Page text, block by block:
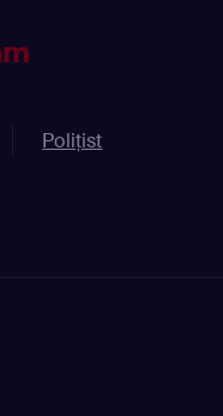
Polițist